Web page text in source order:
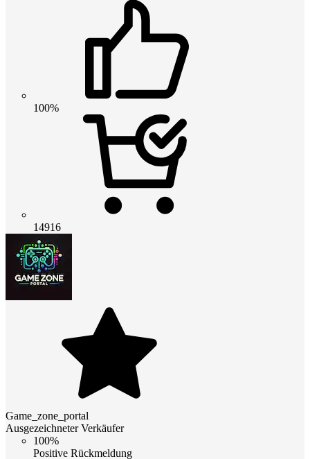
100%
14916
Game_zone_portal
Ausgezeichneter Verkäufer
100%
Positive Rückmeldung